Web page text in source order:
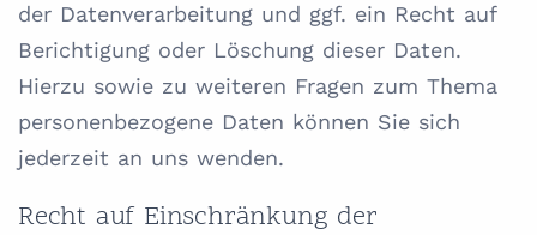
der Datenverarbeitung und ggf. ein Recht auf
Berichtigung oder Löschung dieser Daten.
Hierzu sowie zu weiteren Fragen zum Thema
personenbezogene Daten können Sie sich
jederzeit an uns wenden.
Recht auf Einschränkung der